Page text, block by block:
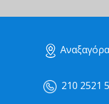
210 2521